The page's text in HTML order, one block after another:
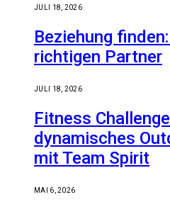
JULI 18, 2026
Beziehung
richtigen Partner
JULI 18, 2026
Fitness
dynamisches
mit Team Spirit
MAI 6, 2026